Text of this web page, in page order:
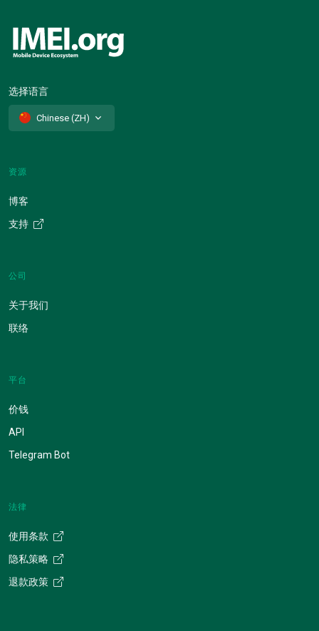
选择语言
Chinese (ZH)
资源
博客
支持
公司
关于我们
联络
平台
价钱
API
Telegram Bot
法律
使用条款
隐私策略
退款政策